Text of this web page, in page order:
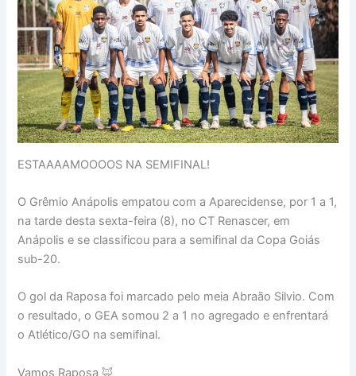
ESTAAAAMOOOOS NA SEMIFINAL!
O Grêmio Anápolis empatou com a Aparecidense, por 1 a 1,
na tarde desta sexta-feira (8), no CT Renascer, em
Anápolis e se classificou para a semifinal da Copa Goiás
sub-20.
O gol da Raposa foi marcado pelo meia Abraão Silvio. Com
o resultado, o GEA somou 2 a 1 no agregado e enfrentará
o Atlético/GO na semifinal.
Vamos Raposa 🦊